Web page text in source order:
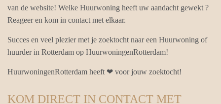
van de website! Welke Huurwoning heeft uw aandacht gewekt ?
Reageer en kom in contact met elkaar.
Succes en veel plezier met je zoektocht naar een Huurwoning of
huurder in Rotterdam op HuurwoningenRotterdam!
HuurwoningenRotterdam heeft ❤ voor jouw zoektocht!
KOM DIRECT IN CONTACT MET